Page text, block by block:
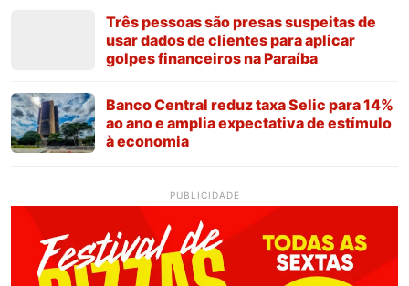
Três pessoas são presas suspeitas de
usar dados de clientes para aplicar
golpes financeiros na Paraíba
Banco Central reduz taxa Selic para 14%
ao ano e amplia expectativa de estímulo
à economia
PUBLICIDADE